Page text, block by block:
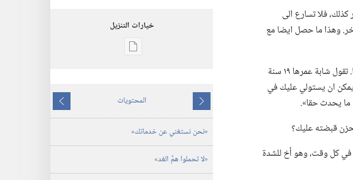
فلا تسارع الى
وهذا ما حصل ايضا مع
قد تعرف احيانا السبب الكامن وراء حزنك،‏ لكن ليست الحال كذلك دائما.‏ تقول شابة عمرها ١٩ سنة
ان يستولي عليك في
يحدث حقا».‏
قبضته عليك؟‏
كل وقت،‏ وهو أخ للشدة
خيارات التنزيل
خيارات
أكتوبر‏
ما
يسبق
المحتويات
ما
يلي
‏«نحن نستغني عن خدماتك»‏
‏«لا تحملوا همَّ الغد»‏